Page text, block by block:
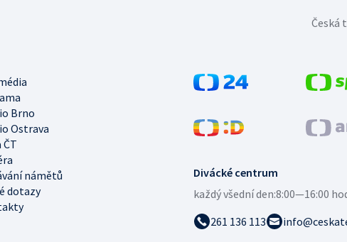
Divácké centrum
každý všední den:8:00—16:00
261 136 113
Brno
Ostrava
ČT
námětů
dotazy
Česká